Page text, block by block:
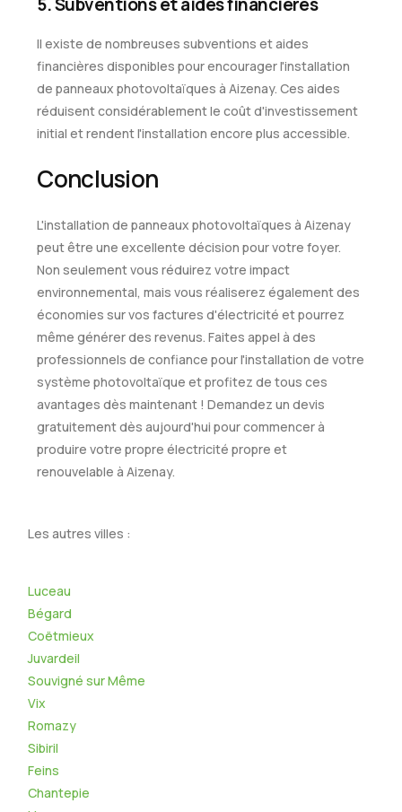
5. Subventions et aides financières
Il existe de nombreuses subventions et aides
financières disponibles pour encourager l'installation
de panneaux photovoltaïques à Aizenay. Ces aides
réduisent considérablement le coût d'investissement
initial et rendent l'installation encore plus accessible.
Conclusion
L'installation de panneaux photovoltaïques à Aizenay
peut être une excellente décision pour votre foyer.
Non seulement vous réduirez votre impact
environnemental, mais vous réaliserez également des
économies sur vos factures d'électricité et pourrez
même générer des revenus. Faites appel à des
professionnels de confiance pour l'installation de votre
système photovoltaïque et profitez de tous ces
avantages dès maintenant ! Demandez un devis
gratuitement dès aujourd'hui pour commencer à
produire votre propre électricité propre et
renouvelable à Aizenay.
Les autres villes :
Luceau
Bégard
Coëtmieux
Juvardeil
Souvigné sur Même
Vix
Romazy
Sibiril
Feins
Chantepie